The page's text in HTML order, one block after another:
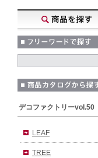
デコファクトリーvol.50
LEAF
TREE